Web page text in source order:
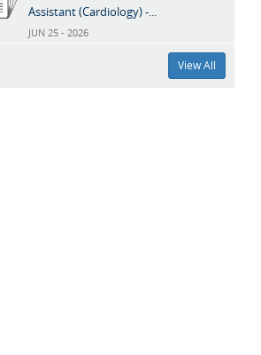
Assistant (Cardiology) -...
JUN 25 - 2026
View All